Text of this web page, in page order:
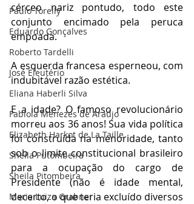
Paulo Torelly
Eduardo Gonçalves
Roberto Tardelli
José Eleutério
Eliana Haberli Silva
Fabíola Menezes de Araújo
Elizabeth Harkot de La Taille
Sheila Putombeira
Sheila Pitombeira
Maria Luiza Grabner
cérceo nariz pontudo, todo este
conjunto encimado pela peruca
empoada.
A esquerda francesa esperneou, com
indubitável razão estética.
E a idade? O famoso revolucionário
morreu aos 36 anos! Sua vida política
foi construída na menoridade, tanto
sob o limite constitucional brasileiro
para a ocupação do cargo de
Presidente (não é idade mental,
decerto, o que teria excluído diversos